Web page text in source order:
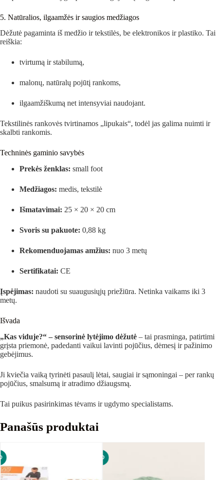
5. Natūralios, ilgaamžės ir saugios medžiagos
Dėžutė pagaminta iš medžio ir tekstilės, be elektronikos ir plastiko. Tai
reiškia:
tvirtumą ir stabilumą,
malonų, natūralų pojūtį rankoms,
ilgaamžiškumą net intensyviai naudojant.
Tekstilinės rankovės tvirtinamos „lipukais“, todėl jas galima nuimti ir
skalbti rankomis.
Techninės gaminio savybės
Prekės ženklas: small foot
Medžiagos: medis, tekstilė
Išmatavimai: 25 × 20 × 20 cm
Svoris su pakuote: 0,88 kg
Rekomenduojamas amžius: nuo 3 metų
Sertifikatai: CE
Įspėjimas: naudoti su suaugusiųjų priežiūra. Netinka vaikams iki 3
metų.
Išvada
„Kas viduje?“ – sensorinė lytėjimo dėžutė – tai prasminga, patirtimi
grįsta priemonė, padedanti vaikui lavinti pojūčius, dėmesį ir pažinimo
gebėjimus.
Ji kviečia vaiką tyrinėti pasaulį lėtai, saugiai ir sąmoningai – per rankų
pojūčius, smalsumą ir atradimo džiaugsmą.
Tai puikus pasirinkimas tėvams ir ugdymo specialistams.
Panašūs produktai